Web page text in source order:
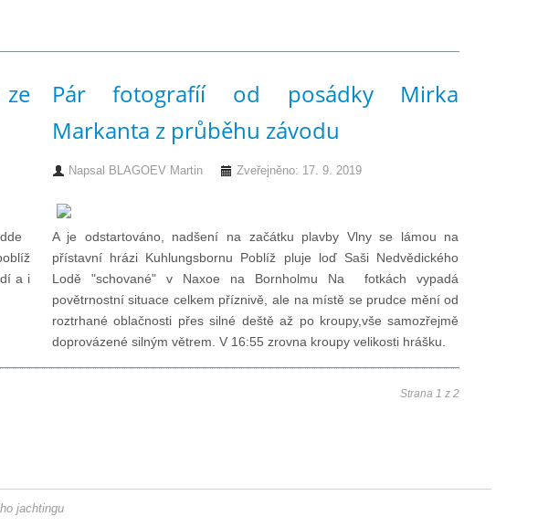
a i
Pár fotografíí od posádky Mirka
Markanta z průběhu závodu
Napsal BLAGOEV Martin Zveřejněno: 17. 9. 2019
A je odstartováno, nadšení na začátku plavby Vlny se lámou na
přístavní hrázi Kuhlungsbornu Poblíž pluje loď Saši Nedvědického
Lodě "schované" v Naxoe na Bornholmu Na fotkách vypadá
povětrnostní situace celkem příznivě, ale na místě se prudce mění od
roztrhané oblačnosti přes silné deště až po kroupy,vše samozřejmě
doprovázené silným větrem. V 16:55 zrovna kroupy velikosti hrášku.
Strana 1 z 2
jachtingu